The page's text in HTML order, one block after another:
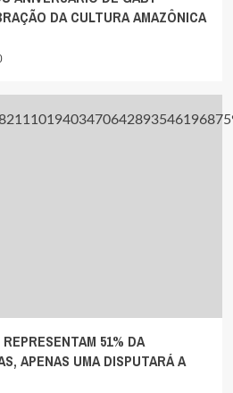
DA CULTURA AMAZÔNICA
51% DA
APENAS UMA DISPUTARÁ A